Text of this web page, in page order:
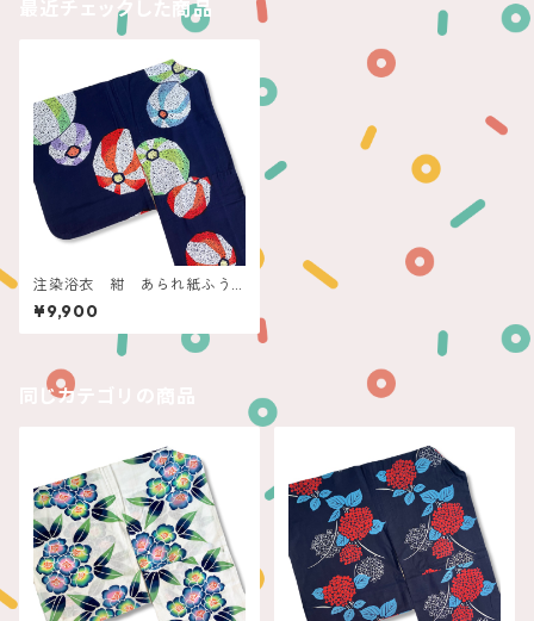
最近チェックした商品
注染浴衣 紺 あられ紙ふう
せん
¥9,900
同じカテゴリの商品